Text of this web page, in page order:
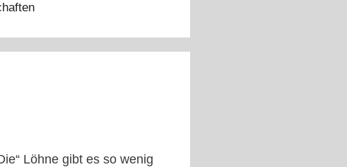
Löhne gibt es so wenig